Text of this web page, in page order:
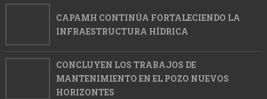
CAPAMH CONTINÚA FORTALECIENDO LA
INFRAESTRUCTURA HÍDRICA
CONCLUYEN LOS TRABAJOS DE
MANTENIMIENTO EN EL POZO NUEVOS
HORIZONTES